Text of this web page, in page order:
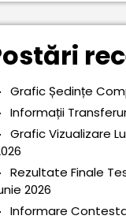
Grafic Ședințe
Informații
Grafic Vizualizare
Rezultate Finale
2026
Informare